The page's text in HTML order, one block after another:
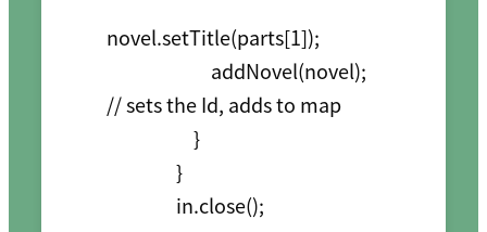
novel.setTitle(parts[1]);
                        addNovel(novel);
// sets the Id, adds to map
                    }
                }
                in.close();